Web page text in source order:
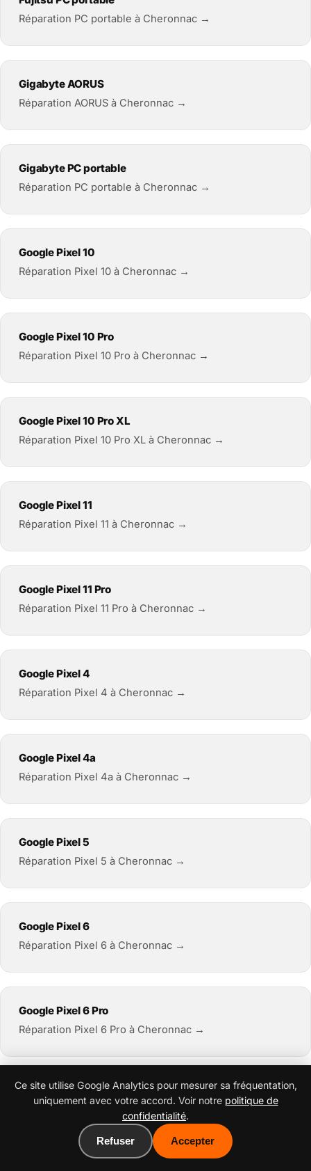
Réparation PC portable à Cheronnac →
Gigabyte AORUS
Réparation AORUS à Cheronnac →
Gigabyte PC portable
Réparation PC portable à Cheronnac →
Google Pixel 10
Réparation Pixel 10 à Cheronnac →
Google Pixel 10 Pro
Réparation Pixel 10 Pro à Cheronnac →
Google Pixel 10 Pro XL
Réparation Pixel 10 Pro XL à Cheronnac →
Google Pixel 11
Réparation Pixel 11 à Cheronnac →
Google Pixel 11 Pro
Réparation Pixel 11 Pro à Cheronnac →
Google Pixel 4
Réparation Pixel 4 à Cheronnac →
Google Pixel 4a
Réparation Pixel 4a à Cheronnac →
Google Pixel 5
Réparation Pixel 5 à Cheronnac →
Google Pixel 6
Réparation Pixel 6 à Cheronnac →
Google Pixel 6 Pro
Réparation Pixel 6 Pro à Cheronnac →
Google Pixel 6a
Réparation Pixel 6a à Cheronnac →
Ce site utilise Google Analytics pour mesurer sa fréquentation,
uniquement avec votre accord. Voir notre politique de
confidentialité.
Refuser Accepter